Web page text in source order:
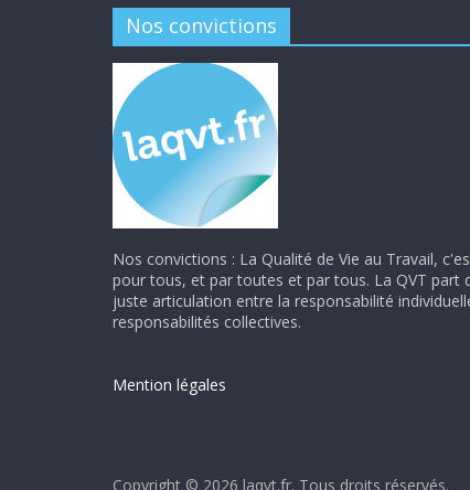
Nos convictions
Nos convictions : La Qualité de Vie au Travail,
pour tous, et par toutes et par tous. La QVT part
juste articulation entre la responsabilité
responsabilités collectives.
Mention légales
Copyright © 2026 laqvt.fr. Tous droits réservés.